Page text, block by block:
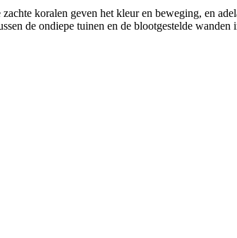
koralen geven het kleur en beweging, en
de ondiepe tuinen en de blootgestelde wanden